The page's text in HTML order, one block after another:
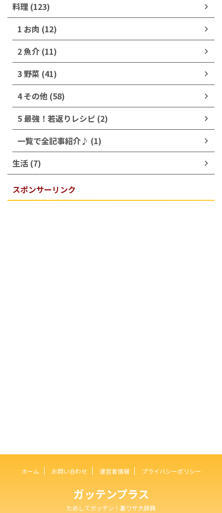
料理 (123)
1 お肉 (12)
2 魚介 (11)
3 野菜 (41)
4 その他 (58)
5 最強！若返りレシピ (2)
一覧で全記事紹介♪ (1)
生活 (7)
スポンサーリンク
ホーム お問い合わせ 運営者情報 プライバシーポリシー
ガッテンプラス
ためしてガッテン！裏ワザ大辞典